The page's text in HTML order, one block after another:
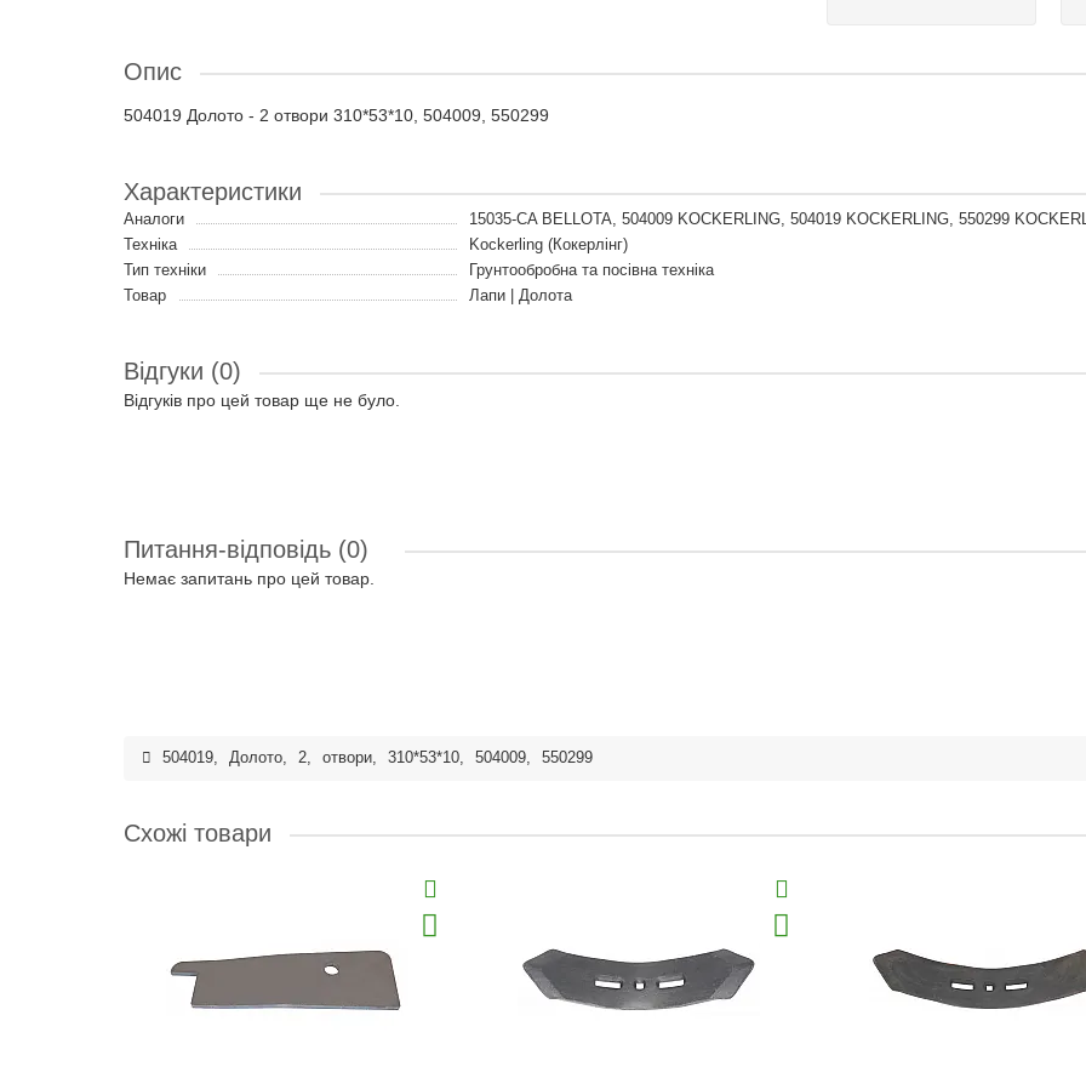
Опис
504019 Долото - 2 отвори 310*53*10, 504009, 550299
Характеристики
Аналоги
15035-CA BELLOTA, 504009 KOCKERLING, 504019 KOCKERLING, 550299
Техніка
Kockerling (Кокерлінг)
Тип техніки
Грунтообробна та посівна техніка
Товар
Лапи | Долота
Відгуки (0)
Відгуків про цей товар ще не було.
Питання-відповідь (0)
Немає запитань про цей товар.
504019, Долото, 2, отвори, 310*53*10, 504009, 550299
Схожі товари